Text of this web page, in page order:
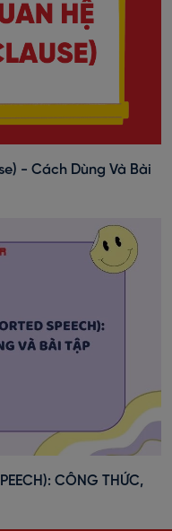
- Cách Dùng Và Bài
CÔNG THỨC,